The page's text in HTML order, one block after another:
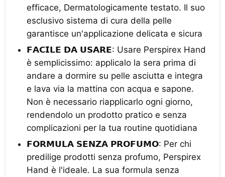
efficace, Dermatologicamente testato. Il suo
esclusivo sistema di cura della pelle
garantisce un'applicazione delicata e sicura
𝗙𝗔𝗖𝗜𝗟𝗘 𝗗𝗔 𝗨𝗦𝗔𝗥𝗘: Usare Perspirex Hand
è semplicissimo: applicalo la sera prima di
andare a dormire su pelle asciutta e integra
e lava via la mattina con acqua e sapone.
Non è necessario riapplicarlo ogni giorno,
rendendolo un prodotto pratico e senza
complicazioni per la tua routine quotidiana
𝗙𝗢𝗥𝗠𝗨𝗟𝗔 𝗦𝗘𝗡𝗭𝗔 𝗣𝗥𝗢𝗙𝗨𝗠𝗢: Per chi
predilige prodotti senza profumo, Perspirex
Hand è l'ideale. La sua formula senza